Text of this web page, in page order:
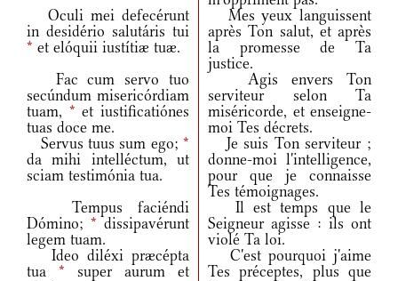
Oculi mei defecérunt
in desidério salutáris tui
* et elóquii iustítiæ tuæ.
Mes yeux languissent
après Ton salut, et après
la promesse de Ta
justice.
Fac cum servo tuo
secúndum misericórdiam
tuam, * et iustificatiónes
tuas doce me.
Agis envers Ton
serviteur selon Ta
miséricorde, et enseigne-
moi Tes décrets.
Servus tuus sum ego; *
da mihi intelléctum, ut
sciam testimónia tua.
Je suis Ton serviteur ;
donne-moi l'intelligence,
pour que je connaisse
Tes témoignages.
Tempus faciéndi
Dómino; * dissipavérunt
legem tuam.
Il est temps que le
Seigneur agisse : ils ont
violé Ta loi.
Ideo diléxi præcépta
tua * super aurum et
C'est pourquoi j'aime
Tes préceptes, plus que